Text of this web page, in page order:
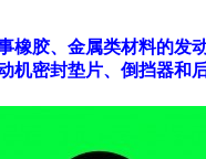
橡胶、金属类材料的
机密封垫片、倒挡器和